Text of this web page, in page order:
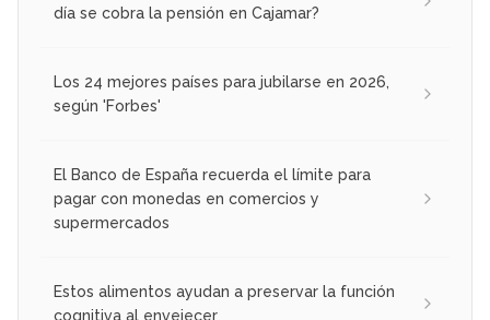
día se cobra la pensión en Cajamar?
Los 24 mejores países para jubilarse en 2026,
según 'Forbes'
El Banco de España recuerda el límite para
pagar con monedas en comercios y
supermercados
Estos alimentos ayudan a preservar la función
cognitiva al envejecer